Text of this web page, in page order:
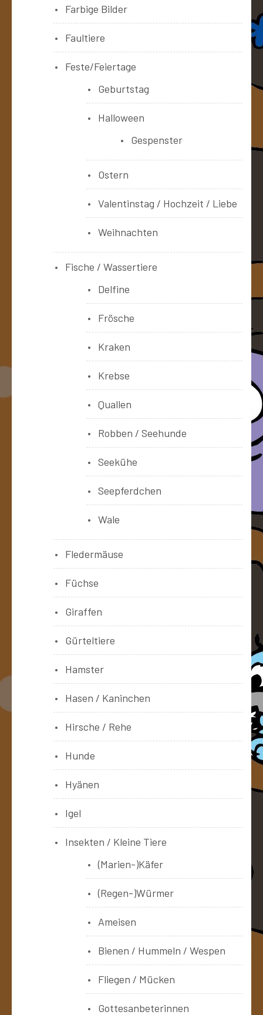
Farbige Bilder
Faultiere
Feste/Feiertage
Geburtstag
Halloween
Gespenster
Ostern
Valentinstag / Hochzeit / Liebe
Weihnachten
Fische / Wassertiere
Delfine
Frösche
Kraken
Krebse
Quallen
Robben / Seehunde
Seekühe
Seepferdchen
Wale
Fledermäuse
Füchse
Giraffen
Gürteltiere
Hamster
Hasen / Kaninchen
Hirsche / Rehe
Hunde
Hyänen
Igel
Insekten / Kleine Tiere
(Marien-)Käfer
(Regen-)Würmer
Ameisen
Bienen / Hummeln / Wespen
Fliegen / Mücken
Gottesanbeterinnen